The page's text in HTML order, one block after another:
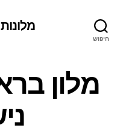
חיפוש
מלון